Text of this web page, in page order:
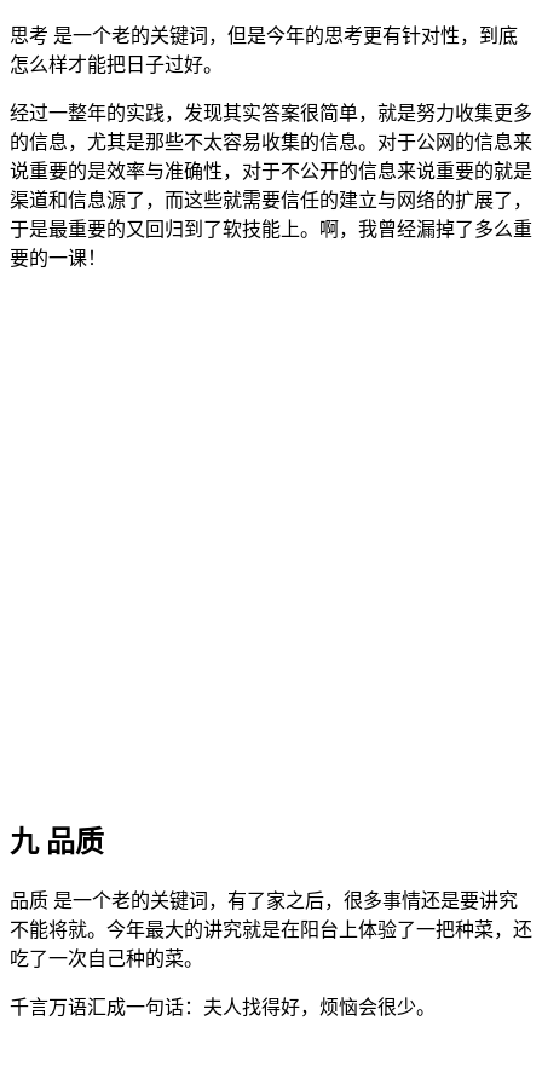
思考 是一个老的关键词，但是今年的思考更有针对性，到底
怎么样才能把日子过好。
经过一整年的实践，发现其实答案很简单，就是努力收集更多
的信息，尤其是那些不太容易收集的信息。对于公网的信息来
说重要的是效率与准确性，对于不公开的信息来说重要的就是
渠道和信息源了，而这些就需要信任的建立与网络的扩展了，
于是最重要的又回归到了软技能上。啊，我曾经漏掉了多么重
要的一课！
九 品质
品质 是一个老的关键词，有了家之后，很多事情还是要讲究
不能将就。今年最大的讲究就是在阳台上体验了一把种菜，还
吃了一次自己种的菜。
千言万语汇成一句话：夫人找得好，烦恼会很少。